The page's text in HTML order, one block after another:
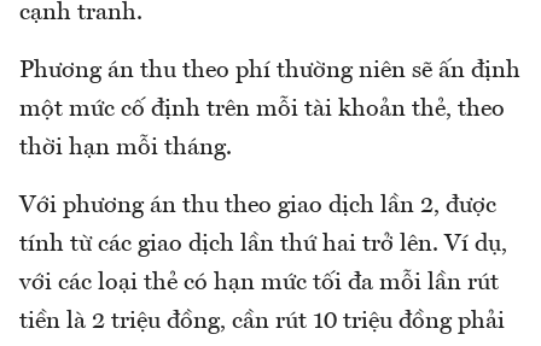
cạnh tranh.
Phương án thu theo phí thường niên sẽ ấn định
một mức cố định trên mỗi tài khoản thẻ, theo
thời hạn mỗi tháng.
Với phương án thu theo giao dịch lần 2, được
tính từ các giao dịch lần thứ hai trở lên. Ví dụ,
với các loại thẻ có hạn mức tối đa mỗi lần rút
tiền là 2 triệu đồng, cần rút 10 triệu đồng phải